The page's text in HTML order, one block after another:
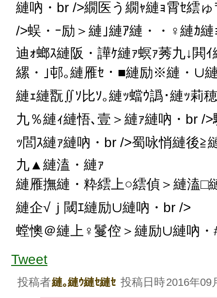
縺吶・br />繝医う繝ｬ縺ｮ霄ｾ繧
/>蜈・ｰ励＞縺｣縺ｱ縺・・♀縺ｶ
迪ｫ螂ｽ縺阪・譁ｹ縺ｧ螟ｧ莠九↓閧
縲・｣邨｡縺雁ｾ・■縺励※縺・∪縺
縺ｪ縺翫∬ｿ比ｿ｡縺ｯ蟷ｳ譌･縺ｯ莉
九％縺ｨ縺悟､壹＞縺ｧ縺吶・br /
ｯ閭ｽ縺ｧ縺吶・br />蜀咏悄縺後
九▲縺溘・縺ｧ
縺雁撫縺・粋繧上○繧偵＞縺溘□
縺企√ｊ閾ｴ縺励∪縺吶・br />
螳懊＠縺上♀鬘倥＞縺励∪縺吶
Tweet
投稿者縺｡縺ｳ縺ｾ縺ｾ 投稿日時2016年09